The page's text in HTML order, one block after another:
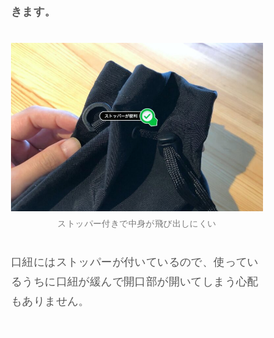
きます。
ストッパー付きで中身が飛び出しにくい
口紐にはストッパーが付いているので、使ってい
るうちに口紐が緩んで開口部が開いてしまう心配
もありません。